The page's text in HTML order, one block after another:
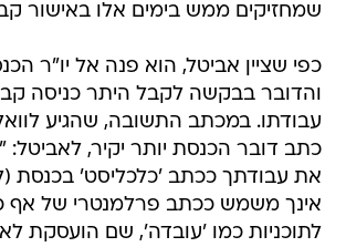
כפי שציין אביטל, הוא פנה אל יו"ר
עבודתו. במכתב התשובה, שהגיע
כתב דובר הכנסת יותר יקיר, לאביטל:
את עבודתך ככתב 'כלכליסט' בכנסת
אינך משמש ככתב פרלמנטרי של אף
לתוכניות כמו 'עובדה', שם הועסקת
אישורי כניסה קבועים לכנסת. באפן
לאור בקשתך ובקשת מערכת התוכנית